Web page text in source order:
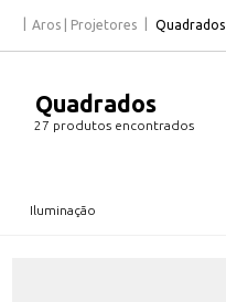
Aros | Projetores Quadrados
Quadrados
27 produtos encontrados
Iluminação